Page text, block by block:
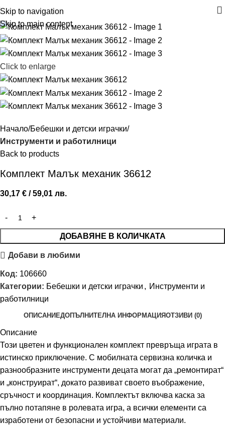
Skip to navigation
Skip to main content
Click to enlarge
Начало Бебешки и детски играчки
Инструменти и работилници
Back to products
Комплект Малък механик 36612
30,17 € / 59,01 лв.
ДОБАВЯНЕ В КОЛИЧКАТА
Добави в любими
Код: 106660
Категории: Бебешки и детски играчки , Инструменти и
работилници
ОПИСАНИЕДОПЪЛНИТЕЛНА ИНФОРМАЦИЯОТЗИВИ (0)
Описание
Този цветен и функционален комплект превръща играта в
истинско приключение. С мобилната сервизна количка и
разнообразните инструменти децата могат да „ремонтират“
и „конструират“, докато развиват своето въображение,
сръчност и координация. Комплектът включва каска за
пълно потапяне в ролевата игра, а всички елементи са
изработени от безопасни и устойчиви материали.